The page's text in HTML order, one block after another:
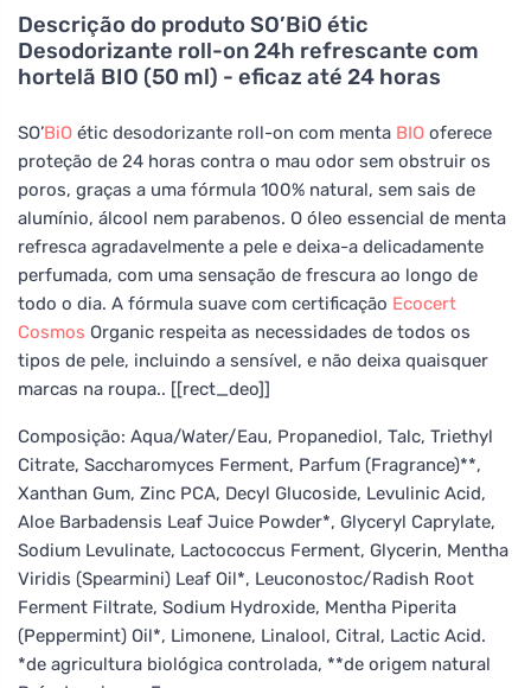
Descrição do produto SO’BiO étic
Desodorizante roll-on 24h refrescante com
hortelã BIO (50 ml) - eficaz até 24 horas
SO’BiO étic desodorizante roll-on com menta BIO oferece
proteção de 24 horas contra o mau odor sem obstruir os
poros, graças a uma fórmula 100% natural, sem sais de
alumínio, álcool nem parabenos. O óleo essencial de menta
refresca agradavelmente a pele e deixa-a delicadamente
perfumada, com uma sensação de frescura ao longo de
todo o dia. A fórmula suave com certificação Ecocert
Cosmos Organic respeita as necessidades de todos os
tipos de pele, incluindo a sensível, e não deixa quaisquer
marcas na roupa.. [[rect_deo]]
Composição: Aqua/Water/Eau, Propanediol, Talc, Triethyl
Citrate, Saccharomyces Ferment, Parfum (Fragrance)**,
Xanthan Gum, Zinc PCA, Decyl Glucoside, Levulinic Acid,
Aloe Barbadensis Leaf Juice Powder*, Glyceryl Caprylate,
Sodium Levulinate, Lactococcus Ferment, Glycerin, Mentha
Viridis (Spearmini) Leaf Oil*, Leuconostoc/Radish Root
Ferment Filtrate, Sodium Hydroxide, Mentha Piperita
(Peppermint) Oil*, Limonene, Linalool, Citral, Lactic Acid.
*de agricultura biológica controlada, **de origem natural